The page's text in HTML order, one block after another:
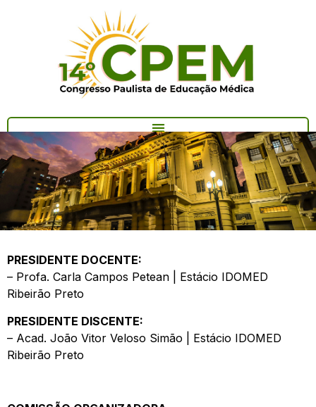
PRESIDENTE DOCENTE:
– Profa. Carla Campos Petean | Estácio IDOMED
Ribeirão Preto
PRESIDENTE DISCENTE:
– Acad. João Vitor Veloso Simão | Estácio IDOMED
Ribeirão Preto